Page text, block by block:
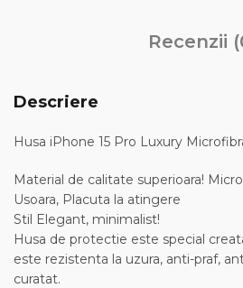
Recenzii
Descriere
Husa iPhone 15 Pro Luxury
Material de calitate superioara!
Usoara, Placuta la atingere
Stil Elegant, minimalist!
Husa de protectie este special
este rezistenta la uzura, anti-praf,
curatat.